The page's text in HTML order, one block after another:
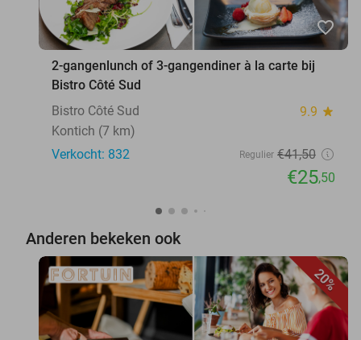
favorite_border
2-gangenlunch of 3-gangendiner à la carte bij
Bistro Côté Sud
Bistro Côté Sud
9.9 star
Kontich (7 km)
Verkocht: 832
Regulier €41,50
€25,50
Anderen bekeken ook
20%